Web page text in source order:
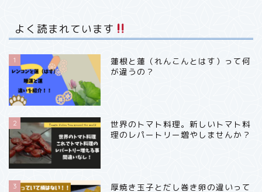
よく読まれています
1
蓮根と蓮（れんこんとはす）って何
が違うの？
2
世界のトマト料理。新しいトマト料
理のレパートリー増やしませんか？
3
厚焼き玉子とだし巻き卵の違いって
夏・野菜
冬・魚